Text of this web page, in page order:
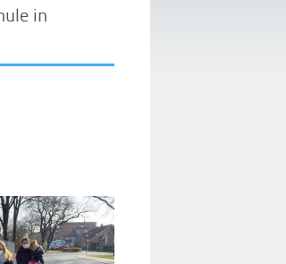
in